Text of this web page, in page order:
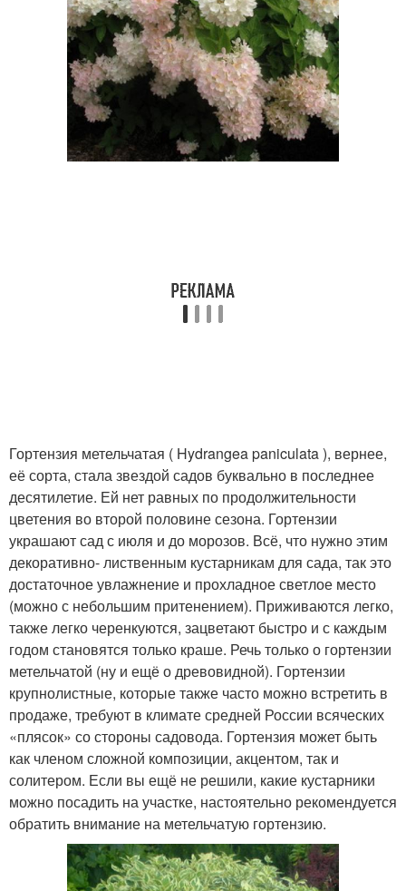
Гортензия метельчатая ( Hydrangea paniculata ), вернее,
её сорта, стала звездой садов буквально в последнее
десятилетие. Ей нет равных по продолжительности
цветения во второй половине сезона. Гортензии
украшают сад с июля и до морозов. Всё, что нужно этим
декоративно- лиственным кустарникам для сада, так это
достаточное увлажнение и прохладное светлое место
(можно с небольшим притенением). Приживаются легко,
также легко черенкуются, зацветают быстро и с каждым
годом становятся только краше. Речь только о гортензии
метельчатой (ну и ещё о древовидной). Гортензии
крупнолистные, которые также часто можно встретить в
продаже, требуют в климате средней России всяческих
«плясок» со стороны садовода. Гортензия может быть
как членом сложной композиции, акцентом, так и
солитером. Если вы ещё не решили, какие кустарники
можно посадить на участке, настоятельно рекомендуется
обратить внимание на метельчатую гортензию.